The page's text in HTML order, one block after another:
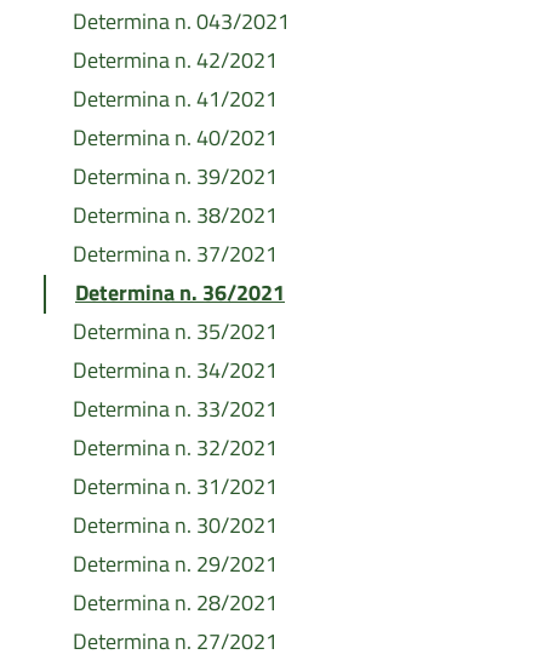
Determina n. 043/2021
Determina n. 42/2021
Determina n. 41/2021
Determina n. 40/2021
Determina n. 39/2021
Determina n. 38/2021
Determina n. 37/2021
Determina n. 36/2021
Determina n. 35/2021
Determina n. 34/2021
Determina n. 33/2021
Determina n. 32/2021
Determina n. 31/2021
Determina n. 30/2021
Determina n. 29/2021
Determina n. 28/2021
Determina n. 27/2021